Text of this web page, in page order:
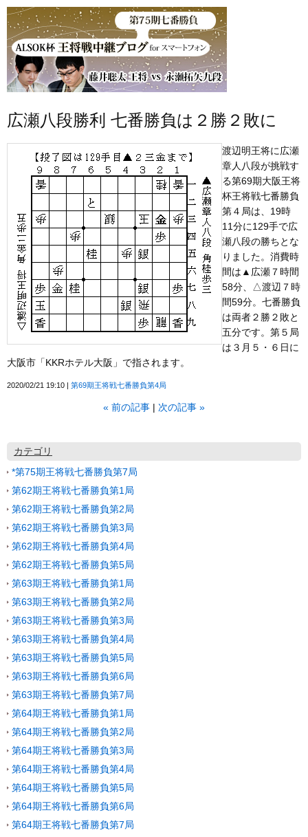
広瀬八段勝利 七番勝負は２勝２敗に
渡辺明王将に広瀬
章人八段が挑戦す
る第69期大阪王将
杯王将戦七番勝負
第４局は、19時
11分に129手で広
瀬八段の勝ちとな
りました。消費時
間は▲広瀬７時間
58分、△渡辺７時
間59分。七番勝負
は両者２勝２敗と
五分です。第５局
は３月５・６日に
大阪市「KKRホテル大阪」で指されます。
2020/02/21 19:10 第69期王将戦七番勝負第4局
« 前の記事 次の記事 »
カテゴリ
*第75期王将戦七番勝負第7局
第62期王将戦七番勝負第1局
第62期王将戦七番勝負第2局
第62期王将戦七番勝負第3局
第62期王将戦七番勝負第4局
第62期王将戦七番勝負第5局
第63期王将戦七番勝負第1局
第63期王将戦七番勝負第2局
第63期王将戦七番勝負第3局
第63期王将戦七番勝負第4局
第63期王将戦七番勝負第5局
第63期王将戦七番勝負第6局
第63期王将戦七番勝負第7局
第64期王将戦七番勝負第1局
第64期王将戦七番勝負第2局
第64期王将戦七番勝負第3局
第64期王将戦七番勝負第4局
第64期王将戦七番勝負第5局
第64期王将戦七番勝負第6局
第64期王将戦七番勝負第7局